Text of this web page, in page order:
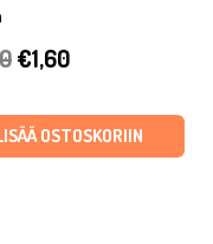
Alkuperäinen
oli:
€1,60Nykyinen
on:
OSTOSKORIIN